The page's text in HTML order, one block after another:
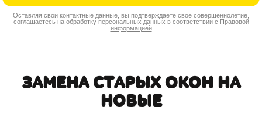
Оставляя свои контактные данные, вы подтверждаете свое совершеннолетие,
соглашаетесь на обработку персональных данных в соответствии с Правовой
информацией
ЗАМЕНА СТАРЫХ ОКОН НА
НОВЫЕ